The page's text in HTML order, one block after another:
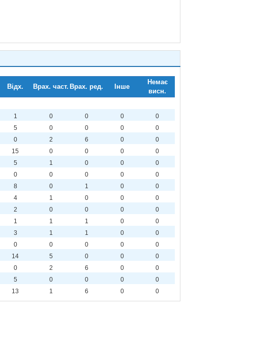
Відх. Врах. част. Врах. ред. Інше
Немає
висн.
1 0 0 0
0
5 0 0 0
0
0 2 6 0
0
15 0 0 0
0
5 1 0 0
0
0 0 0 0
0
8 0 1 0
0
4 1 0 0
0
2 0 0 0
0
1 1 1 0
0
3 1 1 0
0
0 0 0 0
0
14 5 0 0
0
0 2 6 0
0
5 0 0 0
0
13 1 6 0 0